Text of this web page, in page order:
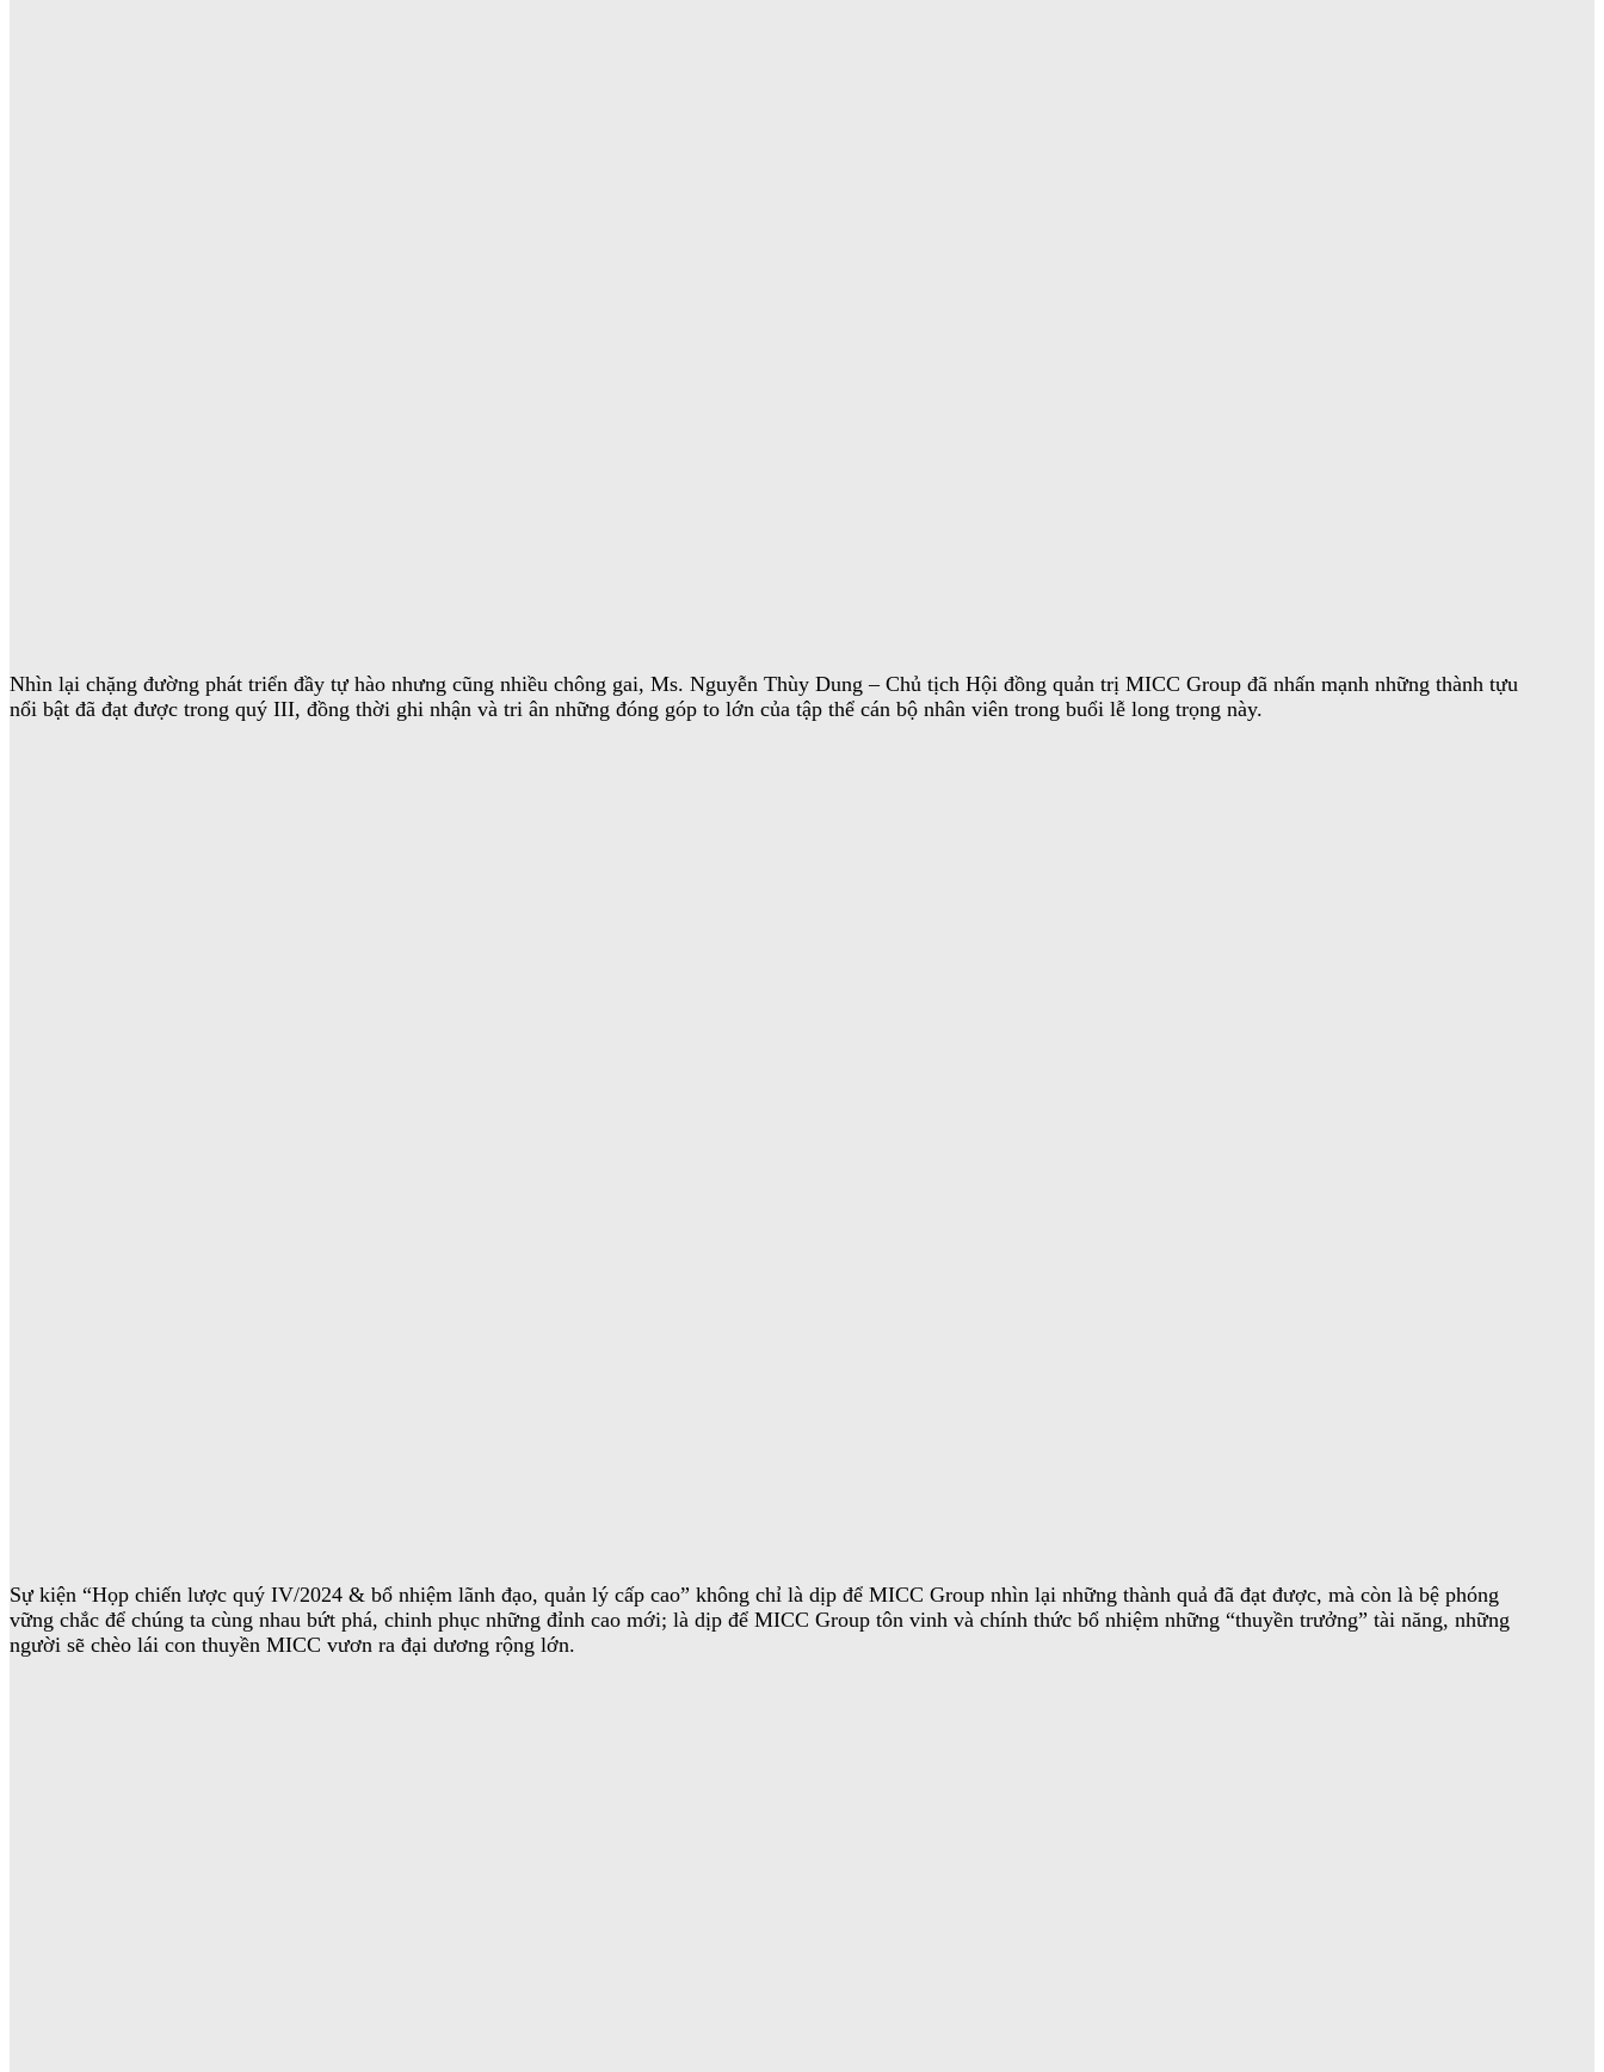
Nhìn lại chặng đường phát triển đầy tự hào nhưng cũng nhiều chông gai, Ms. Nguyễn Thùy Dung – Chủ tịch Hội đồng quản trị MICC Group đã nhấn mạnh những thành tựu
nổi bật đã đạt được trong quý III, đồng thời ghi nhận và tri ân những đóng góp to lớn của tập thể cán bộ nhân viên trong buổi lễ long trọng này.
Sự kiện “Họp chiến lược quý IV/2024 & bổ nhiệm lãnh đạo, quản lý cấp cao” không chỉ là dịp để MICC Group nhìn lại những thành quả đã đạt được, mà còn là bệ phóng
vững chắc để chúng ta cùng nhau bứt phá, chinh phục những đỉnh cao mới; là dịp để MICC Group tôn vinh và chính thức bổ nhiệm những “thuyền trưởng” tài năng, những
người sẽ chèo lái con thuyền MICC vươn ra đại dương rộng lớn.